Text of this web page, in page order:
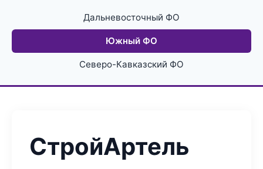
Дальневосточный ФО
Южный ФО
Северо-Кавказский ФО
СтройАртель